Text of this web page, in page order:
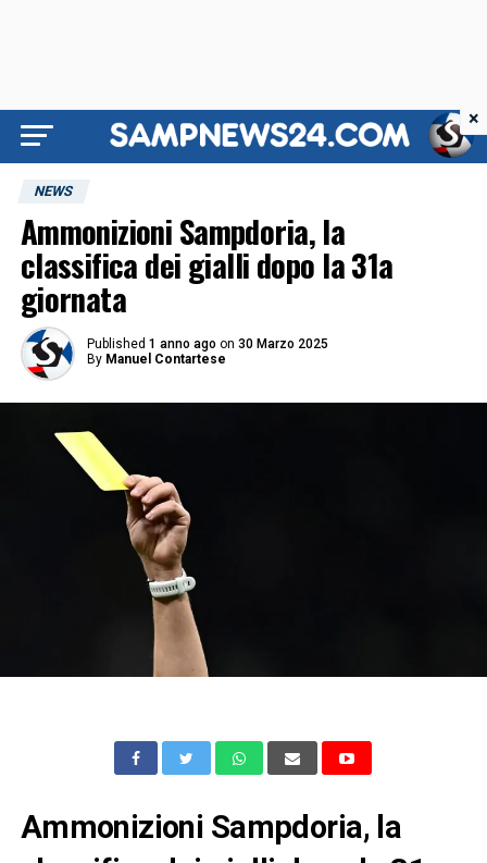
NEWS
Ammonizioni Sampdoria, la
classifica dei gialli dopo la 31a
giornata
Published 1 anno ago on 30 Marzo 2025
By Manuel Contartese
Ammonizioni Sampdoria, la
×